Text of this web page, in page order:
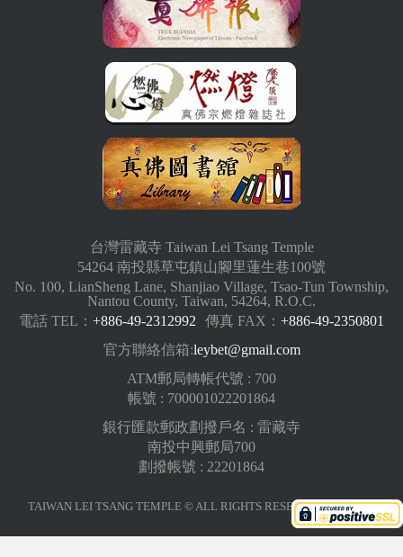
台灣雷藏寺 Taiwan Lei Tsang Temple
54264 南投縣草屯鎮山腳里蓮生巷100號
No. 100, LianSheng Lane, Shanjiao Village, Tsao-Tun Township,
Nantou County, Taiwan, 54264, R.O.C.
電話 TEL： +886-49-2312992 傳真 FAX： +886-49-2350801
官方聯絡信箱:leybet@gmail.com
ATM郵局轉帳代號 : 700
帳號 : 700001022201864
銀行匯款郵政劃撥戶名 : 雷藏寺
南投中興郵局700
劃撥帳號 : 22201864
TAIWAN LEI TSANG TEMPLE © ALL RIGHTS RESERVED.版權聲明